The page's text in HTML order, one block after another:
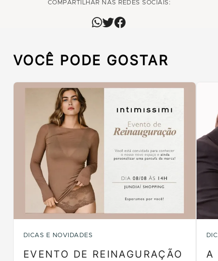
COMPARTILHAR NAS REDES SOCIAIS:
VOCÊ PODE GOSTAR
DICAS E NOVIDADES
EVENTO DE REINAGURAÇÃO
A